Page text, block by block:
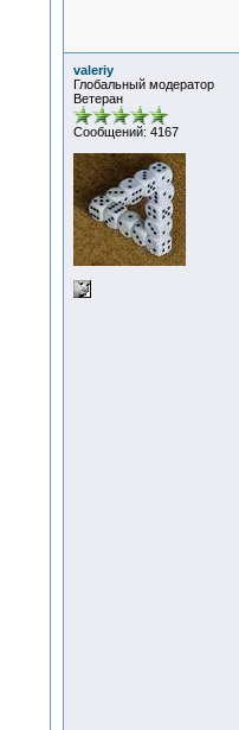
valeriy
Глобальный модератор
Ветеран
Сообщений: 4167